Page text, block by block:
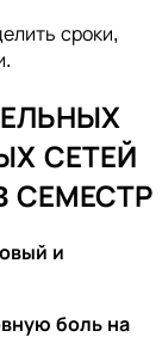
сроки,
СЕТЕЙ
СЕМЕСТР
и
боль на